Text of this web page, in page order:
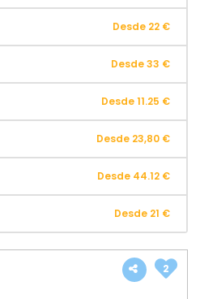
Desde 22 €
Desde 33 €
Desde 11.25 €
Desde 23,80 €
Desde 44.12 €
Desde 21 €
2